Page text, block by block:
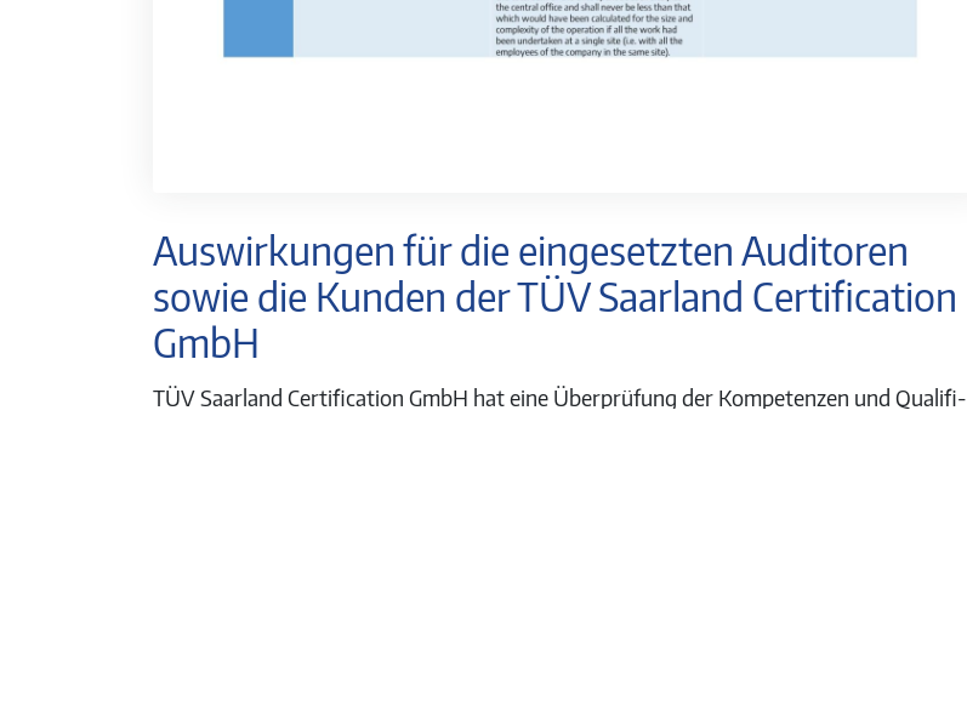
Auswirkungen für die eingesetzten Auditoren
sowie die Kunden der TÜV Saarland Certification
GmbH
TÜV Saarland Certification GmbH hat eine Überprüfung der Kompetenzen und Qua­li­fi­